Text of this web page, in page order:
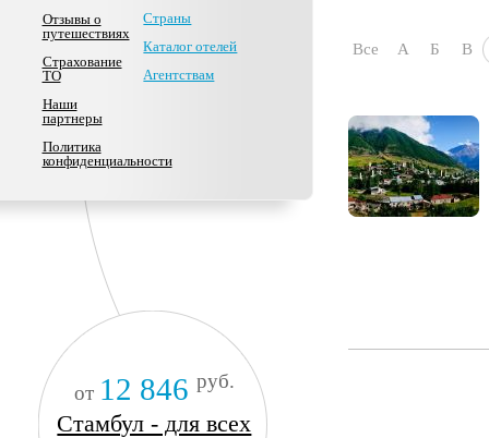
Отзывы о
путешествиях
Страхование
ТО
Наши
партнеры
Политика
конфиденциальности
Страны
Каталог отелей
Агентствам
от 12 846 руб.
Стамбул - для всех
Все А Б В